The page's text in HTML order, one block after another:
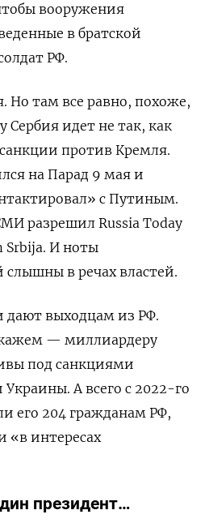
вооружения
в братской
РФ.
Но там все равно, похоже,
Сербия идет не так, как
санкции против Кремля.
на Парад 9 мая и
овал» с Путиным.
разрешил Russia Today
Srbija. И ноты
слышны в речах властей.
дают выходцам из РФ.
— миллиардеру
под санкциями
Украины.А всего с 2022-го
его 204 гражданам РФ,
«в интересах
президент…